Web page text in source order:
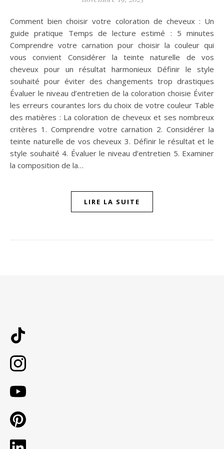
Comment bien choisir votre coloration de cheveux : Un
guide pratique Temps de lecture estimé : 5 minutes
Comprendre votre carnation pour choisir la couleur qui
vous convient Considérer la teinte naturelle de vos
cheveux pour un résultat harmonieux Définir le style
souhaité pour éviter des changements trop drastiques
Évaluer le niveau d’entretien de la coloration choisie Éviter
les erreurs courantes lors du choix de votre couleur Table
des matières : La coloration de cheveux et ses nombreux
critères 1. Comprendre votre carnation 2. Considérer la
teinte naturelle de vos cheveux 3. Définir le résultat et le
style souhaité 4. Évaluer le niveau d’entretien 5. Examiner
la composition de la…
LIRE LA SUITE